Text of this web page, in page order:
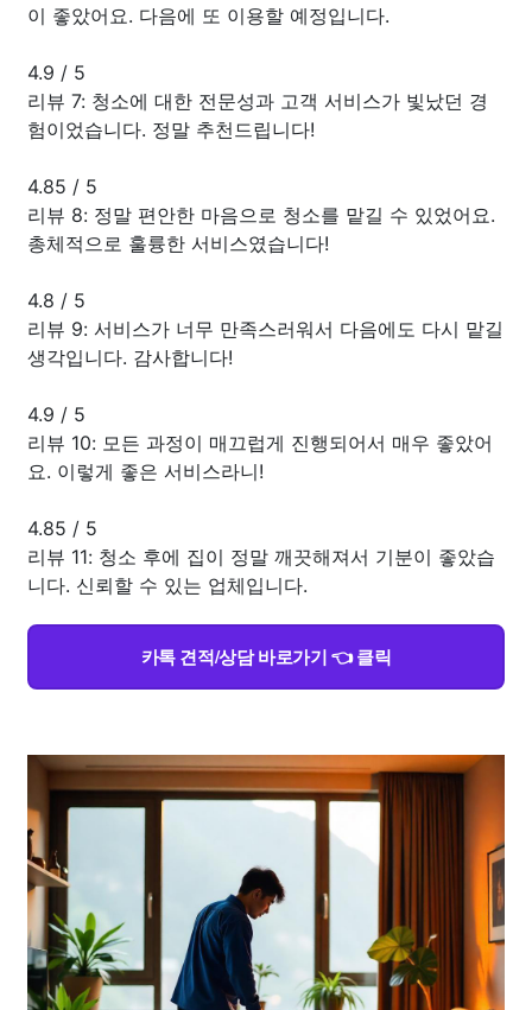
이 좋았어요. 다음에 또 이용할 예정입니다.
4.9 / 5
리뷰 7: 청소에 대한 전문성과 고객 서비스가 빛났던 경
험이었습니다. 정말 추천드립니다!
4.85 / 5
리뷰 8: 정말 편안한 마음으로 청소를 맡길 수 있었어요.
총체적으로 훌륭한 서비스였습니다!
4.8 / 5
리뷰 9: 서비스가 너무 만족스러워서 다음에도 다시 맡길
생각입니다. 감사합니다!
4.9 / 5
리뷰 10: 모든 과정이 매끄럽게 진행되어서 매우 좋았어
요. 이렇게 좋은 서비스라니!
4.85 / 5
리뷰 11: 청소 후에 집이 정말 깨끗해져서 기분이 좋았습
니다. 신뢰할 수 있는 업체입니다.
카톡 견적/상담 바로가기 👈 클릭